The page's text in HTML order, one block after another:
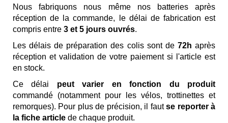
Nous fabriquons nous même nos batteries après
réception de la commande, le délai de fabrication est
compris entre 3 et 5 jours ouvrés.
Les délais de préparation des colis sont de 72h après
réception et validation de votre paiement si l'article est
en stock.
Ce délai peut varier en fonction du produit
commandé (notamment pour les vélos, trottinettes et
remorques). Pour plus de précision, il fautse reporter à
la fiche article de chaque produit.